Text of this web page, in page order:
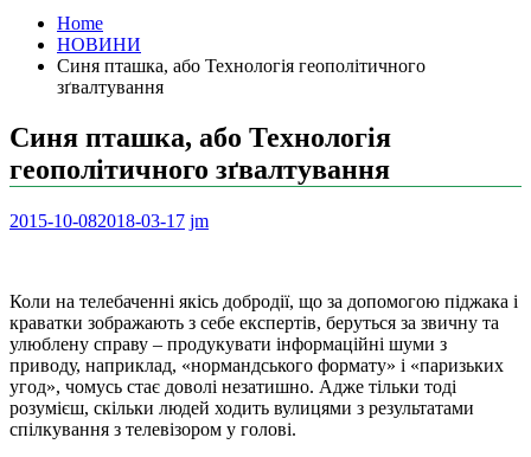
Home
НОВИНИ
Синя пташка, або Технологія геополітичного
зґвалтування
Синя пташка, або Технологія
геополітичного зґвалтування
2015-10-082018-03-17 jm
Коли на телебаченні якісь добродії, що за допомогою піджака і
краватки зображають з себе експертів, беруться за звичну та
улюблену справу – продукувати інформаційні шуми з
приводу, наприклад, «нормандського формату» і «паризьких
угод», чомусь стає доволі незатишно. Адже тільки тоді
розумієш, скільки людей ходить вулицями з результатами
спілкування з телевізором у голові.